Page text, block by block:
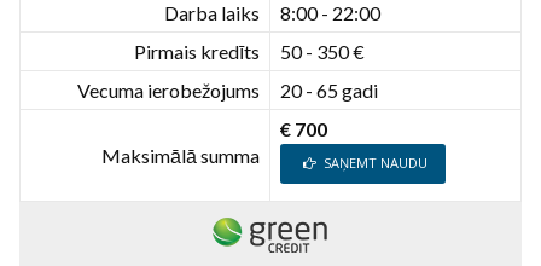
Darba laiks
8:00 - 22:00
Pirmais kredīts
50 - 350 €
Vecuma ierobežojums
20 - 65 gadi
Maksimālā summa
€ 700
SAŅEMT NAUDU